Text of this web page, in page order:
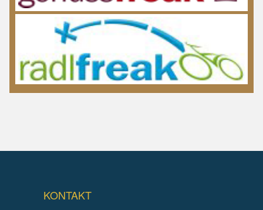
KONTAKT